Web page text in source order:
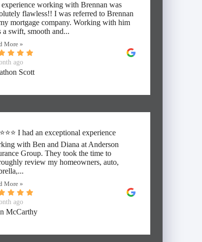
working with Brennan was
flawless!! I was referred to Brennan
mortgage company. Working with him
a swift, smooth and...
More »
ago
Scott
I had an exceptional experience
with Ben and Diana at Anderson
Group. They took the time to
review my homeowners, auto,
More »
ago
McCarthy